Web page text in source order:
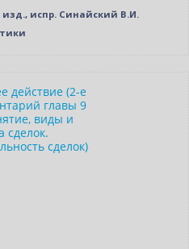
изд., испр. Синайский В.И.